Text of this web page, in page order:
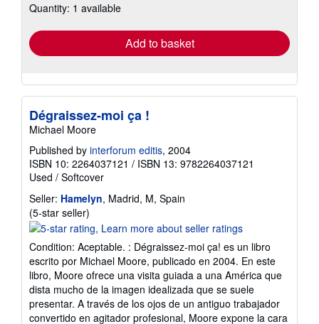
shipping
Quantity: 1 available
Add to basket
Dégraissez-moi ça !
Michael Moore
Published by interforum editis, 2004
ISBN 10: 2264037121 / ISBN 13: 9782264037121
Used / Softcover
Seller: Hamelyn, Madrid, M, Spain
(5-star seller)
rating
out
of
5
stars
Condition: Aceptable. : Dégraissez-moi ça! es un libro
escrito por Michael Moore, publicado en 2004. En este
libro, Moore ofrece una visita guiada a una América que
dista mucho de la imagen idealizada que se suele
presentar. A través de los ojos de un antiguo trabajador
convertido en agitador profesional, Moore expone la cara